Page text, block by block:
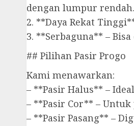
dengan lumpur rendah.
2. **Daya Rekat
3. **Serbaguna** –
## Pilihan Pasir Progo
Kami menawarkan:
– **Pasir Halus** –
– **Pasir Cor** –
– **Pasir Pasang** –